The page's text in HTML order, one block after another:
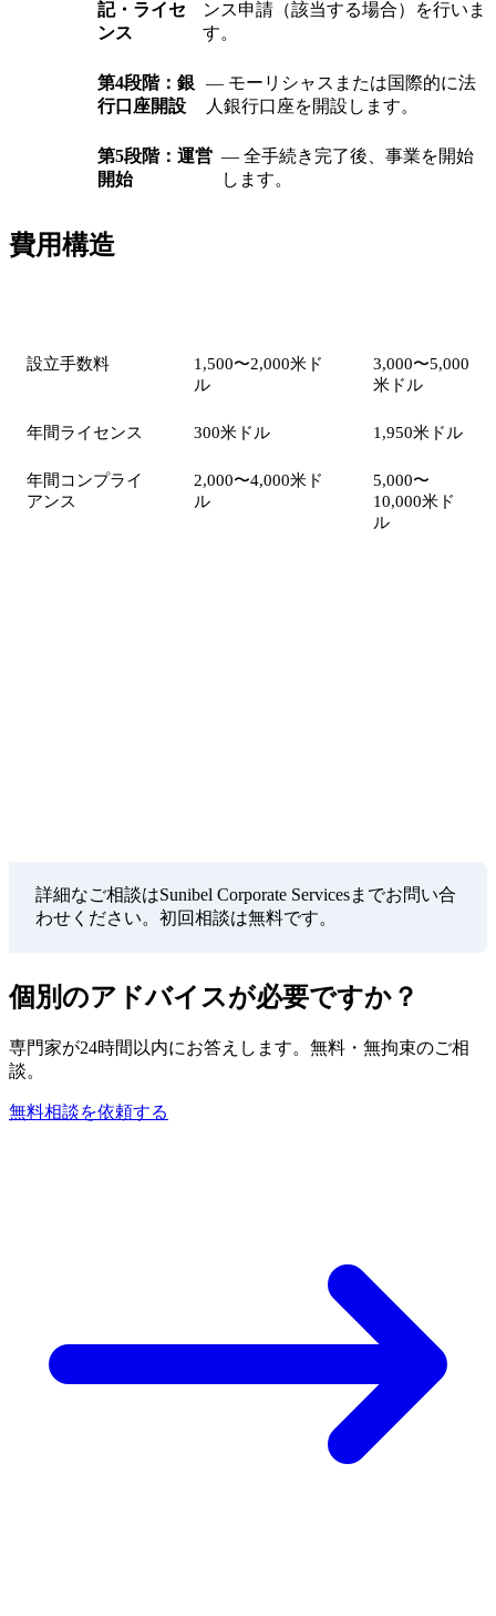
記・ライセ
ンス
ンス申請（該当する場合）を行いま
す。
第4段階：銀
行口座開設
— モーリシャスまたは国際的に法
人銀行口座を開設します。
第5段階：運営
開始
— 全手続き完了後、事業を開始
します。
費用構造
設立手数料
1,500〜2,000米ド
ル
3,000〜5,000
米ドル
年間ライセンス 300米ドル 1,950米ドル
年間コンプライ
アンス
2,000〜4,000米ド
ル
5,000〜
10,000米ド
ル
詳細なご相談はSunibel Corporate Servicesまでお問い合
わせください。初回相談は無料です。
個別のアドバイスが必要ですか？
専門家が24時間以内にお答えします。無料・無拘束のご相
談。
無料相談を依頼する